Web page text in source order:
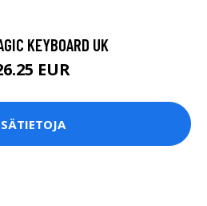
KEYBOARD UK
EUR